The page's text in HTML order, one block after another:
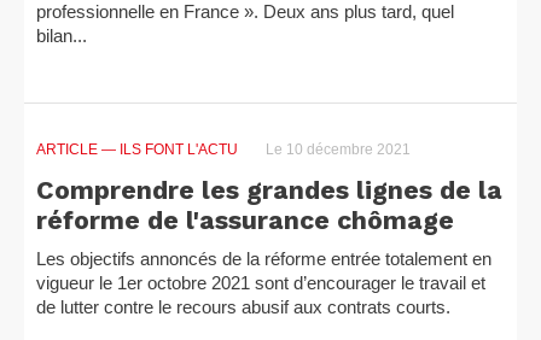
professionnelle en France ». Deux ans plus tard, quel
bilan...
ARTICLE — ILS FONT L'ACTU Le 10 décembre 2021
Comprendre les grandes lignes de la
réforme de l'assurance chômage
Les objectifs annoncés de la réforme entrée totalement en
vigueur le 1er octobre 2021 sont d’encourager le travail et
de lutter contre le recours abusif aux contrats courts.